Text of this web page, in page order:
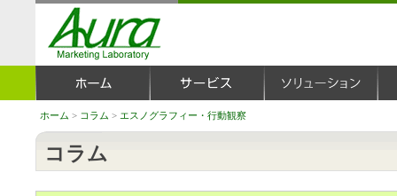
ホーム > コラム > エスノグラフィー・行動観察
コラム